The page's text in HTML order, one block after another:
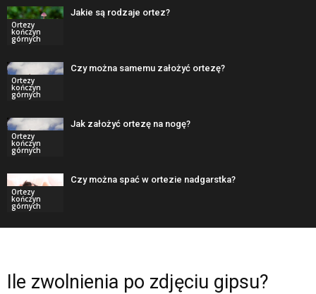
Ortezy
kończyn
górnych
Jakie są rodzaje ortez?
Ortezy
kończyn
górnych
Czy można samemu założyć ortezę?
Ortezy
kończyn
górnych
Jak założyć ortezę na nogę?
Ortezy
kończyn
górnych
Czy można spać w ortezie nadgarstka?
Ile zwolnienia po zdjęciu gipsu?